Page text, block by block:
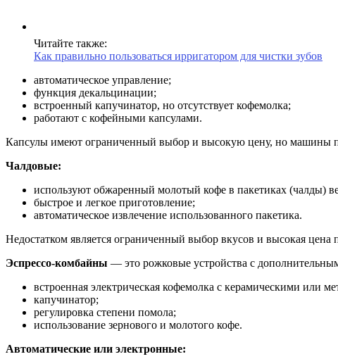
Читайте также:
Как правильно пользоваться ирригатором для чистки зубов
автоматическое управление;
функция декальцинации;
встроенный капучинатор, но отсутствует кофемолка;
работают с кофейными капсулами.
Капсулы имеют ограниченный выбор и высокую цену, но машины
Чалдовые:
используют обжаренный молотый кофе в пакетиках (чалды)
быстрое и легкое приготовление;
автоматическое извлечение использованного пакетика.
Недостатком является ограниченный выбор вкусов и высокая цена
Эспрессо-комбайны — это рожковые устройства с
встроенная электрическая кофемолка с керамическими или
капучинатор;
регулировка степени помола;
использование зернового и молотого кофе.
Автоматические или электронные: